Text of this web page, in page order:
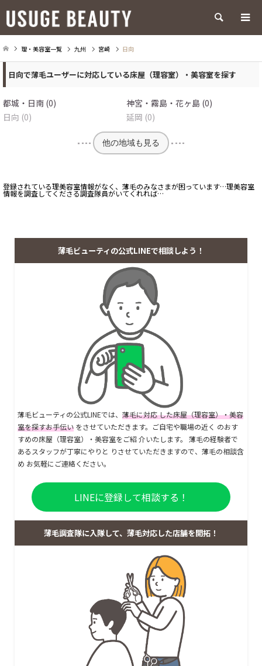
検索
理・美容室一覧 九州 宮崎 日向
日向で薄毛ユーザーに対応している床屋（理容室）・美容室を探す
都城・日南 (0)
神宮・霧島・花ヶ島 (0)
日向 (0)
延岡 (0)
他の地域も見る
登録されている理美容室情報がなく、薄毛のみなさまが困っています…理美容室
情報を調査してくださる調査隊員がいてくれれば…
薄毛ビューティの公式LINEで相談しよう！
薄毛ビューティの公式LINEでは、 薄毛に対応 した床屋（理容室）・美容
室を探すお手伝い をさせていただきます。ご自宅や職場の近く のおす
すめの床屋（理容室）・美容室をご紹 介いたします。 薄毛の経験者で
あるスタッフが丁寧にやりと りさせていただきますので、薄毛の相談含
め お気軽にご連絡ください。
LINEに登録して相談する！
薄毛調査隊に入隊して、薄毛対応した店舗を開拓！